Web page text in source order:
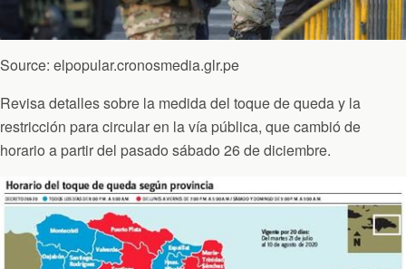
Source: elpopular.cronosmedia.glr.pe
Revisa detalles sobre la medida del toque de queda y la
restricción para circular en la vía pública, que cambió de
horario a partir del pasado sábado 26 de diciembre.